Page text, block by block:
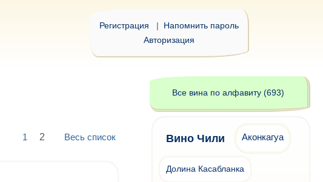
Регистрация | Напомнить пароль
Авторизация
1 2 Весь список
Все вина по алфавиту (693)
Вино Чили Аконкагуа
Долина Касабланка